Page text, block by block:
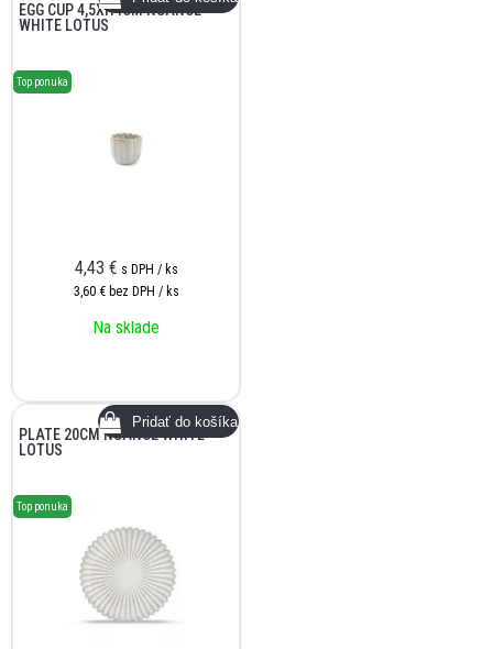
EGG CUP 4,5XH4CM NUANCE
WHITE LOTUS
Top ponuka
4,43 € s DPH / ks
3,60 € bez DPH / ks
Na sklade
PLATE 20CM NUANCE WHITE
LOTUS
Top ponuka